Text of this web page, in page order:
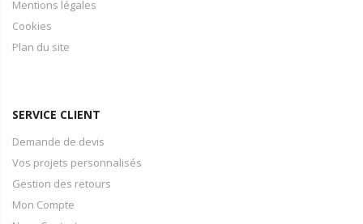
Mentions légales
Cookies
Plan du site
SERVICE CLIENT
Demande de devis
Vos projets personnalisés
Gestion des retours
Mon Compte